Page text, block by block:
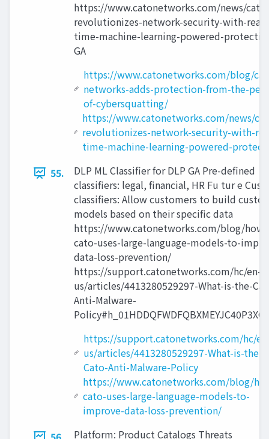
https://www.catonetworks.com/news/cato-
revolutionizes-network-security-with-real-
time-machine-learning-powered-
GA
https://www.catonetworks.com/blog/
networks-adds-protection-from-the-
of-cybersquatting/
https://www.catonetworks.com/news/
revolutionizes-network-security-with-
time-machine-learning-powered-
55.
DLP ML Classifier for DLP GA Pre-defined
classifiers: legal, financial, HR Fu tur e
classifiers: Allow customers to build
models based on their specific data
https://www.catonetworks.com/blog/how-
cato-uses-large-language-models-to-
data-loss-prevention/
https://support.catonetworks.com/hc/en-
us/articles/4413280529297-What-is-the-
Anti-Malware-
https://support.catonetworks.com/hc/
us/articles/4413280529297-What-is-the-
Cato-Anti-Malware-Policy
https://www.catonetworks.com/blog/
cato-uses-large-language-models-to-
improve-data-loss-prevention/
Platform: Product Catalogs Threats